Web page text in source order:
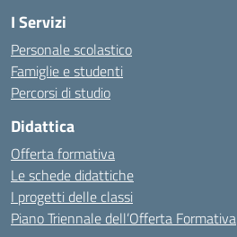
I Servizi
Personale scolastico
Famiglie e studenti
Percorsi di studio
Didattica
Offerta formativa
Le schede didattiche
I progetti delle classi
Piano Triennale dell’Offerta Formativa